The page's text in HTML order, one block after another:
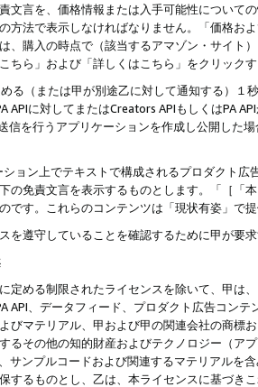
文言を、価格情報または入手可能性について
方法で表示しなければなりません。「価格
、購入の時点で（該当するアマゾン・サイト
ちら」および「詳しくはこちら」をクリック
る（または甲が別途乙に対して通知する）
APIに対してまたはCreators APIもしくはPA
信を行うアプリケーションを作成し公開した
ョン上でテキストで構成されるプロダクト
の免責文言を表示するものとします。「［「
です。これらのコンテンツは「現状有姿」で
を遵守していることを確認するために甲が要
定める制限されたライセンスを除いて、甲は
API、データフィード、プロダクト広告コン
びマテリアル、甲および甲の関連会社の商
るその他の知的財産およびテクノロジー（ア
、サンプルコードおよび関連するマテリアル
するものとし、乙は、本ライセンスに基づき